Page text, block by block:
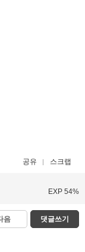
공유 스크랩
EXP 54%
음 댓글쓰기